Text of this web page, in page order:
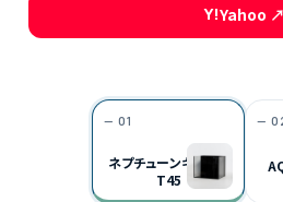
Y!Yahoo ↗
新製品 /01
— 01
ネプチューンキューブ
T45
—